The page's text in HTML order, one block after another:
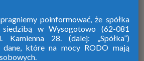
pojawiła się na rynku
poinformować, że spółka
siedzibą w Wysogotowo (62-081
Kamienna 28. (dalej: „Spółka”)
które na mocy RODO mają